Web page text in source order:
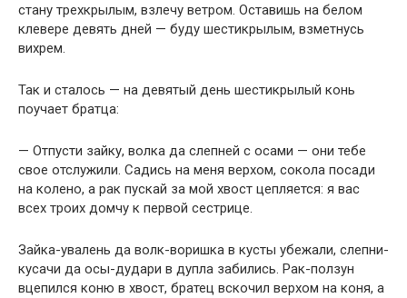
стану трехкрылым, взлечу ветром. Оставишь на белом
клевере девять дней — буду шестикрылым, взметнусь
вихрем.
Так и сталось — на девятый день шестикрылый конь
поучает братца:
— Отпусти зайку, волка да слепней с осами — они тебе
свое отслужили. Садись на меня верхом, сокола посади
на колено, а рак пускай за мой хвост цепляется: я вас
всех троих домчу к первой сестрице.
Зайка-увалень да волк-воришка в кусты убежали, слепни-
кусачи да осы-дудари в дупла забились. Рак-ползун
вцепился коню в хвост, братец вскочил верхом на коня, а